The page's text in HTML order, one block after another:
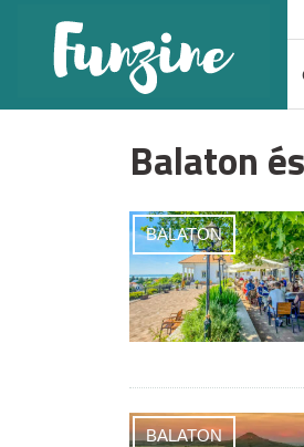
Balaton
BALATON
BALATON